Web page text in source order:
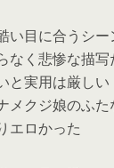
い目に合うシ
なく悲惨な描
と実用は厳しい
クジ娘のふた
エロかった